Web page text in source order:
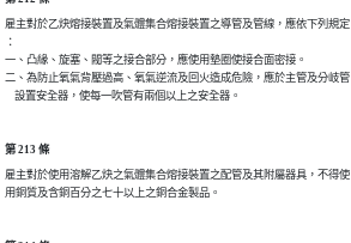
雇主對於乙炔熔接裝置及氣體集合熔接裝置之導管及管線，應依下列規定
：
一、凸緣、旋塞、閥等之接合部分，應使用墊圈使接合面密接。
二、為防止氧氣背壓過高、氧氣逆流及回火造成危險，應於主管及分岐管
    設置安全器，使每一吹管有兩個以上之安全器。
第 213 條
雇主對於使用溶解乙炔之氣體集合熔接裝置之配管及其附屬器具，不得使
用銅質及含銅百分之七十以上之銅合金製品。